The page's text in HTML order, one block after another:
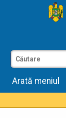
Arată meniul